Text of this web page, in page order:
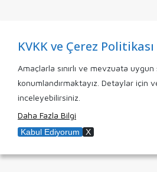
KVKK ve Çerez Politikası
Amaçlarla sınırlı ve mevzuata
konumlandırmaktayız. Detaylar için
inceleyebilirsiniz.
Daha Fazla Bilgi
Kabul Ediyorum X